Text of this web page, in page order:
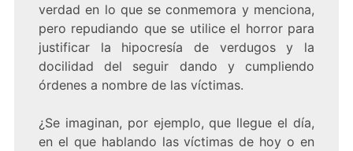
verdad en lo que se conmemora y menciona,
pero repudiando que se utilice el horror para
justificar la hipocresía de verdugos y la
docilidad del seguir dando y cumpliendo
órdenes a nombre de las víctimas.
¿Se imaginan, por ejemplo, que llegue el día,
en el que hablando las víctimas de hoy o en